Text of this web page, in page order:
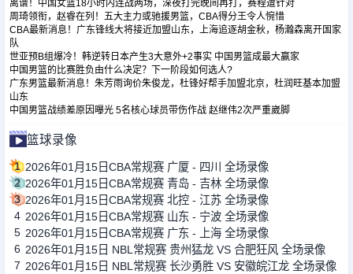
离谱！中国女篮18小时内连战两场，深夜打完晚间再打，赛程遭针对
周琦领衔，赵睿在列！五大主力或驰援男篮，CBA得分王令人惋惜
CBA最新消息！广东锋线大将接近加盟山东，上海追逐胡金秋，杨瀚森离开国家
队
世亚预B组爆冷！韩逆转日本产生3大意外+2事实 中国男篮成最大赢家
中国男篮的比赛胜负由什么决定？下一阶段如何选人?
广东男篮最新消息！朱芳雨询价朱俊龙，杜锋好帮手加盟北京，杜润旺基本加盟
山东
中国男篮战绩差原因曝光 5名核心球员带伤作战 赵继伟2次严重崴脚
篮球录像
1 2026年01月15日CBA常规赛 广厦 - 四川 全场录像
2 2026年01月15日CBA常规赛 青岛 - 吉林 全场录像
3 2026年01月15日CBA常规赛 北控 - 江苏 全场录像
4 2026年01月15日CBA常规赛 山东 - 宁波 全场录像
5 2026年01月15日CBA常规赛 广东 - 上海 全场录像
6 2026年01月15日 NBL常规赛 贵州猛龙 VS 合肥狂风 全场录像
7 2026年01月15日 NBL常规赛 长沙勇胜 VS 安徽皖江龙 全场录像